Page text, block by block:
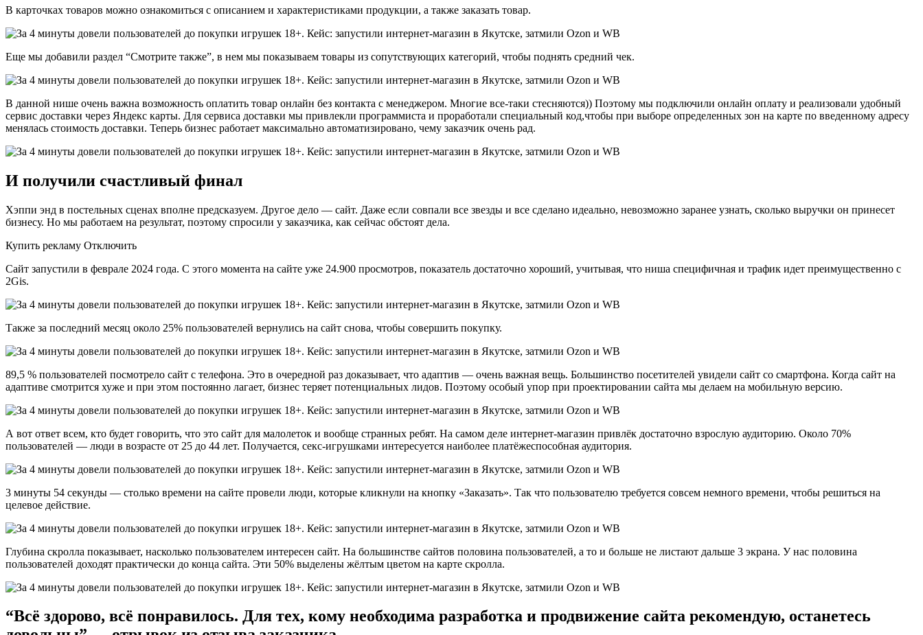
В карточках товаров можно ознакомиться с описанием и характеристиками продукции, а также заказать товар.
Еще мы добавили раздел “Смотрите также”, в нем мы показываем товары из сопутствующих категорий, чтобы поднять средний чек.
В данной нише очень важна возможность оплатить товар онлайн без контакта с менеджером. Многие все-таки стесняются)) Поэтому мы подключили онлайн оплату и реализовали удобный
сервис доставки через Яндекс карты. Для сервиса доставки мы привлекли программиста и проработали специальный код,чтобы при выборе определенных зон на карте по введенному адресу
менялась стоимость доставки. Теперь бизнес работает максимально автоматизировано, чему заказчик очень рад.
И получили счастливый финал
Хэппи энд в постельных сценах вполне предсказуем. Другое дело — сайт. Даже если совпали все звезды и все сделано идеально, невозможно заранее узнать, сколько выручки он принесет
бизнесу. Но мы работаем на результат, поэтому спросили у заказчика, как сейчас обстоят дела.
Купить рекламу Отключить
Сайт запустили в феврале 2024 года. С этого момента на сайте уже 24.900 просмотров, показатель достаточно хороший, учитывая, что ниша специфичная и трафик идет преимущественно с
2Gis.
Также за последний месяц около 25% пользователей вернулись на сайт снова, чтобы совершить покупку.
89,5 % пользователей посмотрело сайт с телефона. Это в очередной раз доказывает, что адаптив — очень важная вещь. Большинство посетителей увидели сайт со смартфона. Когда сайт на
адаптиве смотрится хуже и при этом постоянно лагает, бизнес теряет потенциальных лидов. Поэтому особый упор при проектировании сайта мы делаем на мобильную версию.
А вот ответ всем, кто будет говорить, что это сайт для малолеток и вообще странных ребят. На самом деле интернет-магазин привлёк достаточно взрослую аудиторию. Около 70%
пользователей — люди в возрасте от 25 до 44 лет. Получается, секс-игрушками интересуется наиболее платёжеспособная аудитория.
3 минуты 54 секунды — столько времени на сайте провели люди, которые кликнули на кнопку «Заказать». Так что пользователю требуется совсем немного времени, чтобы решиться на
целевое действие.
Глубина скролла показывает, насколько пользователем интересен сайт. На большинстве сайтов половина пользователей, а то и больше не листают дальше 3 экрана. У нас половина
пользователей доходят практически до конца сайта. Эти 50% выделены жёлтым цветом на карте скролла.
“Всё здорово, всё понравилось. Для тех, кому необходима разработка и продвижение сайта рекомендую, останетесь